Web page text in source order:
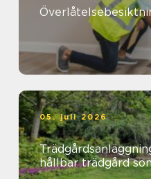
05. juli 2026
hållbar trädgård